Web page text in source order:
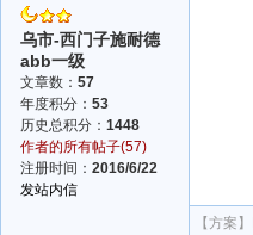
乌市-西门子施耐德
abb一级
文章数： 57
年度积分： 53
历史总积分： 1448
作者的所有帖子(57)
注册时间： 2016/6/22
发站内信
【方案】